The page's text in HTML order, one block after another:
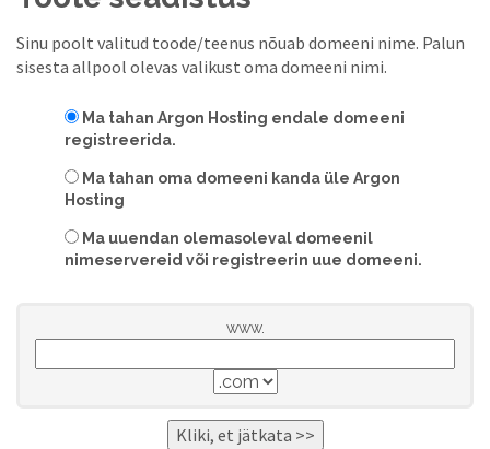
Sinu poolt valitud toode/teenus nõuab domeeni nime. Palun
sisesta allpool olevas valikust oma domeeni nimi.
Ma tahan Argon Hosting endale domeeni
registreerida.
Ma tahan oma domeeni kanda üle Argon
Hosting
Ma uuendan olemasoleval domeenil
nimeservereid või registreerin uue domeeni.
www.